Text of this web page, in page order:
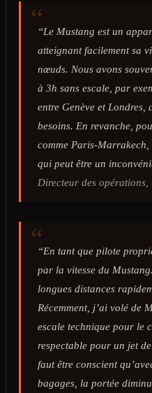
“Le Mustang est un
atteignant facilement sa
nœuds. Nous avons
à 3h sans escale, par
entre Genève et
besoins. En revanche,
comme Paris-Marrakech,
qui peut être un
Directeur des opérations,
“En tant que pilote
par la vitesse du
longues distances
Récemment, j’ai volé de
escale technique pour le
respectable pour un jet
faut être conscient
bagages, la portée